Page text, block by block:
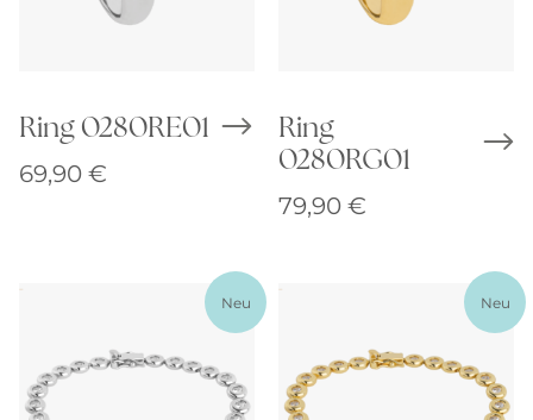
Ring 0280RE01
69,90 €
Ring
0280RG01
79,90 €
Neu Neu